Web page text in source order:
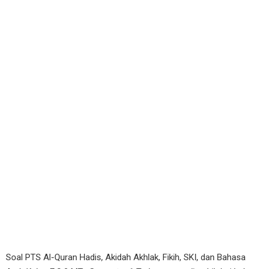
Soal PTS Al-Quran Hadis, Akidah Akhlak, Fikih, SKI, dan Bahasa